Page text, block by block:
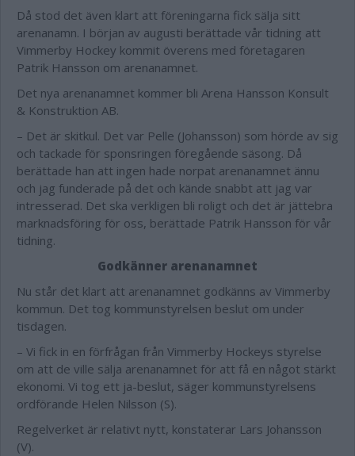
Då stod det även klart att föreningarna fick sälja sitt
arenanamn. I början av augusti berättade vår tidning att
Vimmerby Hockey kommit överens med företagaren
Patrik Hansson om arenanamnet.
Det nya arenanamnet kommer bli Arena Hansson Konsult
& Konstruktion AB.
– Det är skitkul. Det var Pelle (Johansson) som hörde av sig
och tackade för sponsringen föregående säsong. Då
berättade han att ingen hade norpat arenanamnet ännu
och jag funderade på det och kände snabbt att jag var
intresserad. Det ska verkligen bli roligt och det är jättebra
marknadsföring för oss, berättade Patrik Hansson för vår
tidning.
Godkänner arenanamnet
Nu står det klart att arenanamnet godkänns av Vimmerby
kommun. Det tog kommunstyrelsen beslut om under
tisdagen.
– Vi fick in en förfrågan från Vimmerby Hockeys styrelse
om att de ville sälja arenanamnet för att få en något stärkt
ekonomi. Vi tog ett ja-beslut, säger kommunstyrelsens
ordförande Helen Nilsson (S).
Regelverket är relativt nytt, konstaterar Lars Johansson
(V).